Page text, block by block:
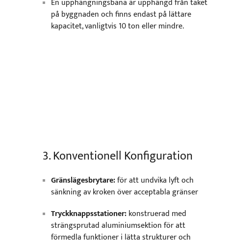
En upphängningsbana är upphängd från taket
på byggnaden och finns endast på lättare
kapacitet, vanligtvis 10 ton eller mindre.
3. Konventionell Konfiguration
Gränslägesbrytare:för att undvika lyft och
sänkning av kroken över acceptabla gränser
Tryckknappsstationer:konstruerad med
strängsprutad aluminiumsektion för att
förmedla funktioner i lätta strukturer och